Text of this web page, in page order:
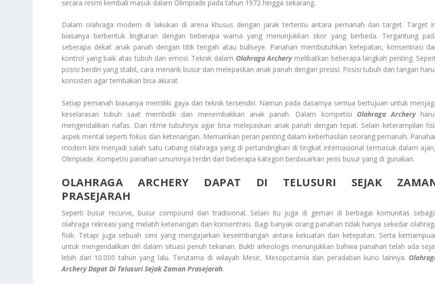
secara resmi kembali masuk dalam Olimpiade pada tahun 1972 hingga sekarang.
Dalam olahraga modern di lakukan di arena khusus dengan jarak tertentu antara pemanah dan target. Target
biasanya berbentuk lingkaran dengan beberapa warna yang menunjukkan skor yang berbeda. Tergantung
seberapa dekat anak panah dengan titik tengah atau bullseye. Panahan membutuhkan ketepatan, konsentrasi
kontrol yang baik atas tubuh dan emosi. Teknik dalam Olahraga Archerymelibatkan beberapa langkah penting.
posisi berdiri yang stabil, cara menarik busur dan melepaskan anak panah dengan presisi. Posisi tubuh dan tangan
konsisten agar tembakan bisa akurat.
Setiap pemanah biasanya memiliki gaya dan teknik tersendiri. Namun pada dasarnya semua bertujuan untuk
keselarasan tubuh saat membidik dan menembakkan anak panah. Dalam kompetisi Olahraga Archery
mengendalikan nafas. Dan ritme tubuhnya agar bisa melepaskan anak panah dengan tepat. Selain keterampilan
aspek mental seperti fokus dan ketenangan. Memainkan peran penting dalam keberhasilan seorang pemanah.
modern kini menjadi salah satu cabang olahraga yang di pertandingkan di tingkat internasional termasuk dalam
Olimpiade. Kompetisi panahan umumnya terdiri dari beberapa kategori berdasarkan jenis busur yang di gunakan.
OLAHRAGA ARCHERY
DAPAT DI TELUSURI SEJAK
PRASEJARAH
Seperti busur recurve, busur compound dan tradisional. Selain itu juga di gemari di berbagai komunitas
olahraga rekreasi yang melatih ketenangan dan konsentrasi. Bagi banyak orang panahan tidak hanya sekedar
fisik. Tetapi juga sebuah seni yang mengajarkan keseimbangan antara kekuatan dan ketepatan. Serta
untuk mengendalikan diri dalam situasi penuh tekanan. Bukti arkeologis menunjukkan bahwa panahan telah ada
lebih dari 10.000 tahun yang lalu. Terutama di wilayah Mesir, Mesopotamia dan peradaban kuno lainnya.
Archery Dapat Di Telusuri Sejak Zaman Prasejarah.